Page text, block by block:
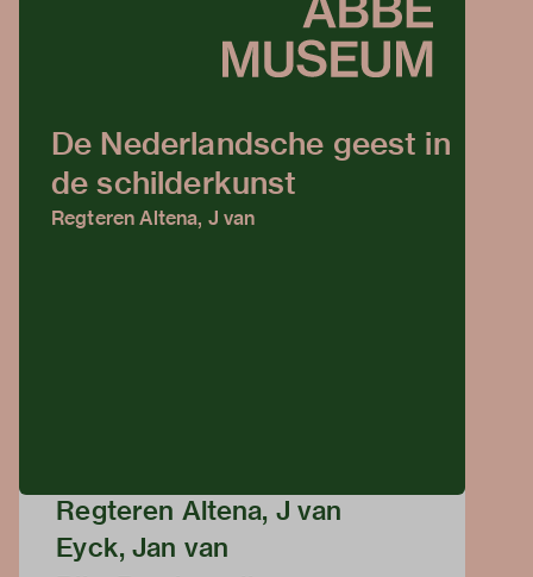
De Nederlandsche geest in
de schilderkunst
Regteren Altena, J van
Regteren Altena, J van
Eyck, Jan van